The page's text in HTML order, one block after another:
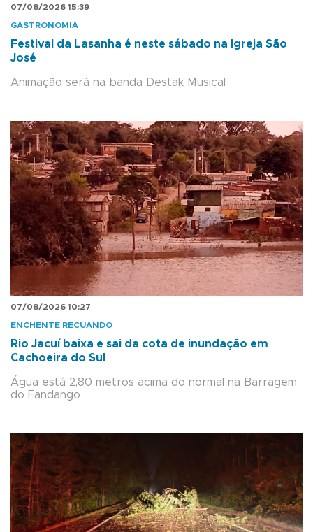
07/08/2026 15:39
GASTRONOMIA
Festival da Lasanha é neste sábado na Igreja São
José
Animação será na banda Destak Musical
07/08/2026 10:27
ENCHENTE RECUANDO
Rio Jacuí baixa e sai da cota de inundação em
Cachoeira do Sul
Água está 2,80 metros acima do normal na Barragem
do Fandango